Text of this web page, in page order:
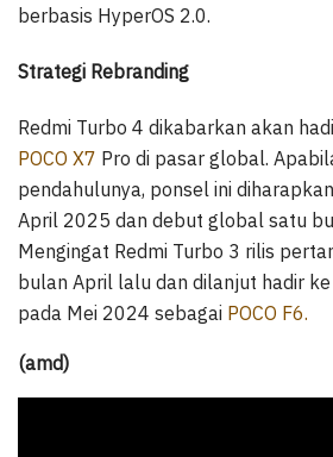
berbasis HyperOS 2.0.
Strategi Rebranding
Redmi Turbo 4 dikabarkan akan
POCO X7 Pro di pasar global.
pendahulunya, ponsel ini
April 2025 dan debut global satu
Mengingat Redmi Turbo 3 rilis
bulan April lalu dan dilanjut hadir
pada Mei 2024 sebagai POCO F6.
(amd)